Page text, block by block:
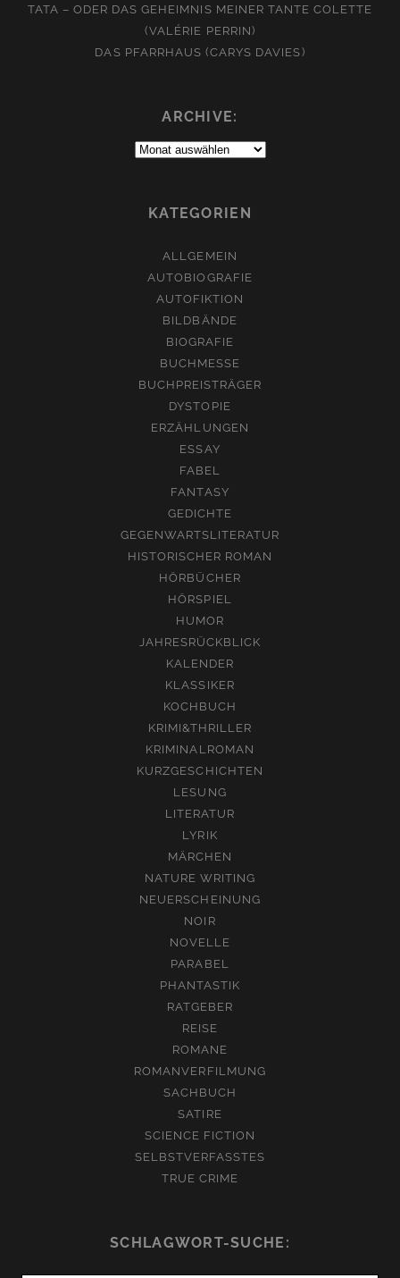
TATA – ODER DAS GEHEIMNIS MEINER TANTE COLETTE
(VALÉRIE PERRIN)
DAS PFARRHAUS (CARYS DAVIES)
ARCHIVE:
Archive:
KATEGORIEN
ALLGEMEIN
AUTOBIOGRAFIE
AUTOFIKTION
BILDBÄNDE
BIOGRAFIE
BUCHMESSE
BUCHPREISTRÄGER
DYSTOPIE
ERZÄHLUNGEN
ESSAY
FABEL
FANTASY
GEDICHTE
GEGENWARTSLITERATUR
HISTORISCHER ROMAN
HÖRBÜCHER
HÖRSPIEL
HUMOR
JAHRESRÜCKBLICK
KALENDER
KLASSIKER
KOCHBUCH
KRIMI&THRILLER
KRIMINALROMAN
KURZGESCHICHTEN
LESUNG
LITERATUR
LYRIK
MÄRCHEN
NATURE WRITING
NEUERSCHEINUNG
NOIR
NOVELLE
PARABEL
PHANTASTIK
RATGEBER
REISE
ROMANE
ROMANVERFILMUNG
SACHBUCH
SATIRE
SCIENCE FICTION
SELBSTVERFASSTES
TRUE CRIME
SCHLAGWORT-SUCHE: